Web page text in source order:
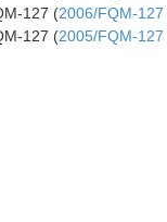
127 (2006/FQM-127
127 (2005/FQM-127